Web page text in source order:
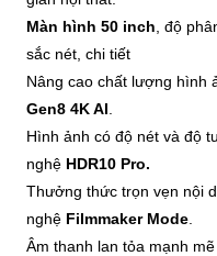
Màn hình 50 inch , độ
sắc nét, chi tiết
Nâng cao chất lượng hình
Gen8 4K AI
Hình ảnh có độ nét và độ
nghệ HDR10 Pro.
Thưởng thức trọn vẹn nội
nghệ Filmmaker Mode
Âm thanh lan tỏa mạnh